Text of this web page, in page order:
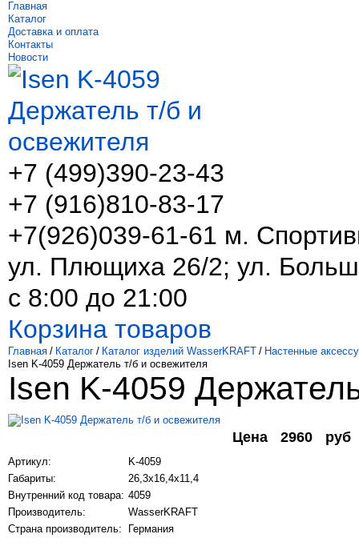
Главная
Каталог
Доставка и оплата
Контакты
Новости
+7 (499)390-23-43
+7 (916)810-83-17
+7(926)039-61-61 м.
ул. Плющиха 26/2; ул.
с 8:00 до 21:00
Корзина товаров
Главная / Каталог / Каталог изделий WasserKRAFT / Настенные
Isen K-4059 Держатель т/б и освежителя
Isen K-4059
Цена 2960 руб
Артикул:
K-4059
Габариты:
26,3х16,4х11,4
Внутренний код товара: 4059
Производитель:
WasserKRAFT
Страна производитель:
Германия